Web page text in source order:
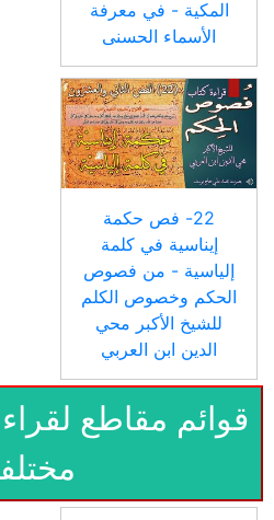
المكية - في معرفة
الأسماء الحسنى
22- فص حكمة
إيناسية في كلمة
إلياسية - من فصوص
الحكم وخصوص الكلم
للشيخ الأكبر محي
الدين ابن العربي
قوائم مقاطع